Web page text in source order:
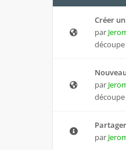
Créer
par
par
par